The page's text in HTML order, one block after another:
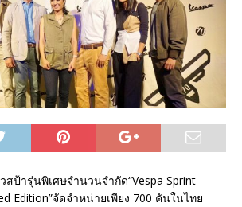
สป้ารุ่นพิเศษจำนวนจำกัด“Vespa Sprint
Edition”จัดจำหน่ายเพียง 700 คันในไทย